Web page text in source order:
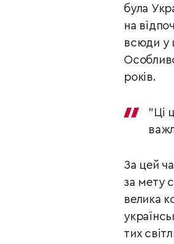
була
на
всюди у
років.
"Ці
За цей
за мету
велика
тих